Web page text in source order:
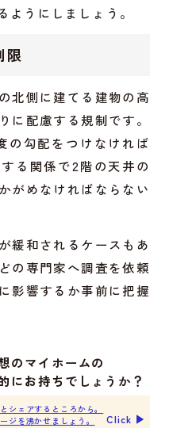
うにしましょう。
北側に建てる建物の高
に配慮する規制です。
の勾配をつけなければ
る関係で2階の天井の
がめなければならない
緩和されるケースもあ
の専門家へ調査を依頼
影響するか事前に把握
のマイホームの
にお持ちでしょうか？
シェアするところから。
ジを沸かせましょう。
Click ▶︎